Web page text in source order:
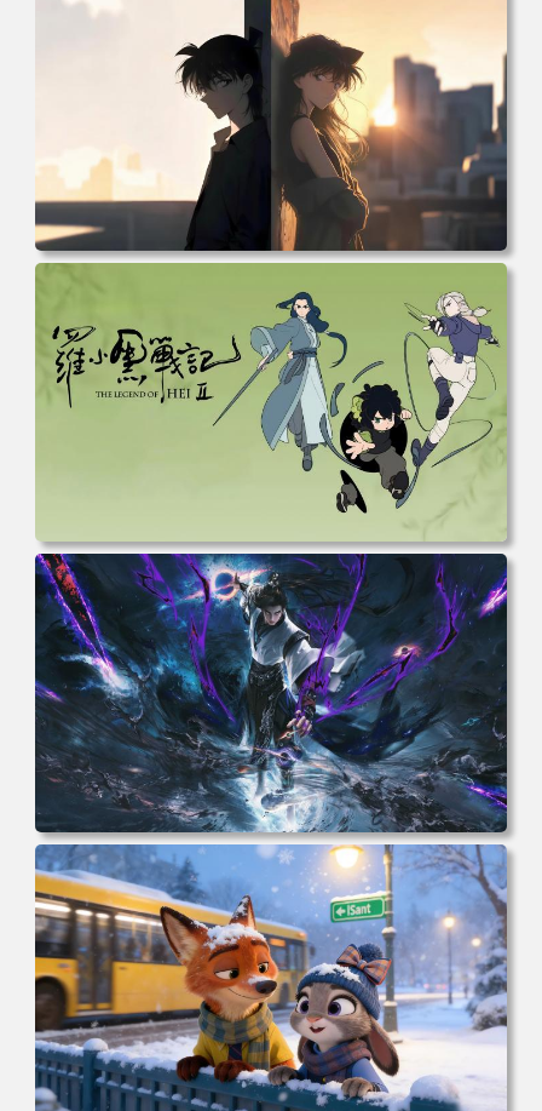
林 蓝天 4k壁纸 电脑桌面 高清壁纸 壁纸下载 壁纸大全
电脑壁纸 柯南和小兰背靠背 夕阳 日落 4K动漫壁纸 电脑桌
面 高清壁纸 壁纸下载 壁纸大全
电脑壁纸 动漫 无限 罗小黑 罗小黑战记 罗小黑战记2 风息
鹿野师姐 电脑桌面 高清壁纸 壁纸下载 壁纸大全
电脑壁纸 完美世界 荒天帝石昊 4K高清动漫壁纸 电脑桌面
高清壁纸 壁纸下载 壁纸大全